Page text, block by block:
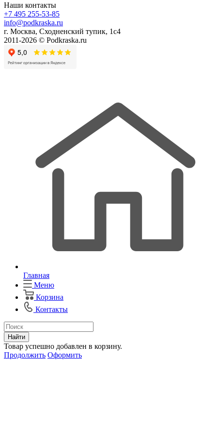
Наши контакты
+7 495 255-53-85
info@podkraska.ru
г. Москва, Сходненский тупик, 1с4
2011-2026 © Podkraska.ru
Главная
Меню
Корзина
Контакты
Найти
Товар успешно добавлен в корзину.
Продолжить Оформить